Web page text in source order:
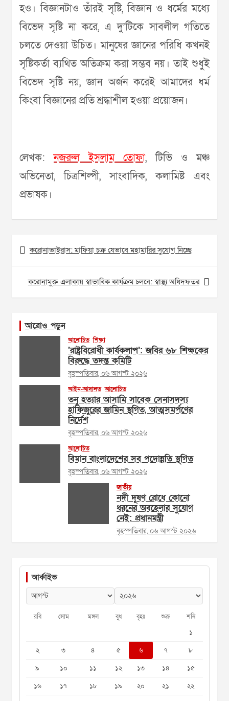
হও। বিজ্ঞানটাও তাঁরই সৃষ্টি, বিজ্ঞান ও ধর্মের মধ্যে
বিভেদ সৃষ্টি না করে, এ দু’টিকে সাবলীল গতিতে
চলতে দেওয়া উচিত। মানুষের জ্ঞানের পরিধি কখনই
সৃষ্টিকর্তা ব্যথিত অতিক্রম করা সম্ভব নয়। তাই শুধুই
বিভেদ সৃষ্টি নয়, জ্ঞান অর্জন করেই আমাদের ধর্ম
কিংবা বিজ্ঞানের প্রতি শ্রদ্ধাশীল হওয়া প্রয়োজন।
লেখক:নজরুল ইসলাম তোফা, টিভি ও মঞ্চ
অভিনেতা, চিত্রশিল্পী, সাংবাদিক, কলামিষ্ট এবং
প্রভাষক।
Post
navigation
করোনাভাইরাস: মাফিয়া চক্র যেভাবে মহামারির সুযোগ নিচ্ছে
করোনামুক্ত এলাকায় স্বাভাবিক কার্যক্রম চলবে: স্বাস্থ্য অধিদফতর
আরোও পড়ুন
আলোচিত শিক্ষা
‘রাষ্ট্রবিরোধী কার্যকলাপ’: জবির ৬৮ শিক্ষকের
বিরুদ্ধে তদন্ত কমিটি
বৃহস্পতিবার, ০৬ আগস্ট ২০২৬
আইন-আদালত আলোচিত
তনু হত্যার আসামি সাবেক সেনাসদস্য
হাফিজুরের জামিন স্থগিত, আত্মসমর্পণের
নির্দেশ
বৃহস্পতিবার, ০৬ আগস্ট ২০২৬
আলোচিত
বিমান বাংলাদেশের সব পদোন্নতি স্থগিত
বৃহস্পতিবার, ০৬ আগস্ট ২০২৬
জাতীয়
নদী দূষণ রোধে কোনো
ধরনের অবহেলার সুযোগ
নেই: প্রধানমন্ত্রী
বৃহস্পতিবার, ০৬ আগস্ট ২০২৬
আর্কাইভ
রবি সোম মঙ্গল বুধ বৃহঃ শুক্র শনি
১
২
৩ ৪ ৫ ৬ ৭
৮
৯
১০ ১১ ১২ ১৩ ১৪
১৫
১৬
১৭ ১৮ ১৯ ২০ ২১
২২